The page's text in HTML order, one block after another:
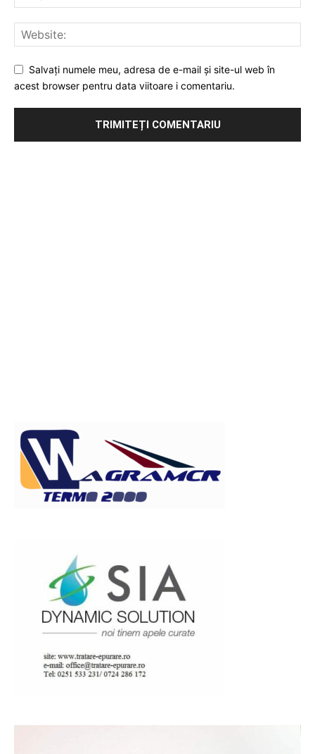
Salvați numele meu, adresa de e-mail și site-ul web în
acest browser pentru data viitoare i comentariu.